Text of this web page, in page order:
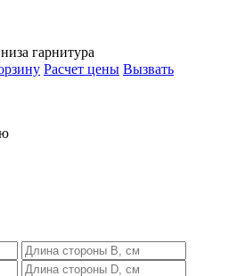
гарнитура
Расчет цены Вызвать